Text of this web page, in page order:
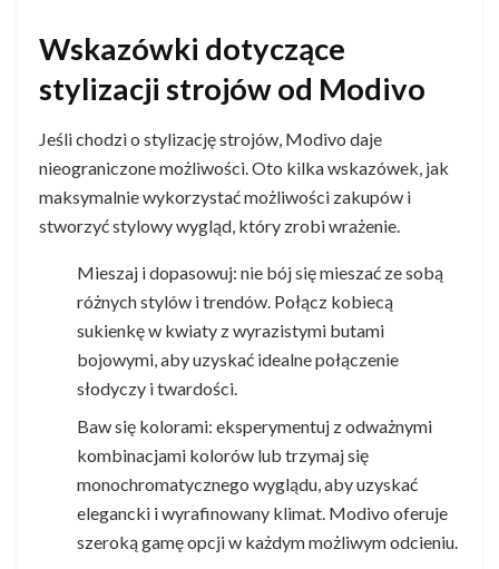
Wskazówki dotyczące
stylizacji strojów od Modivo
Jeśli chodzi o stylizację strojów, Modivo daje
nieograniczone możliwości. Oto kilka wskazówek, jak
maksymalnie wykorzystać możliwości zakupów i
stworzyć stylowy wygląd, który zrobi wrażenie.
Mieszaj i dopasowuj: nie bój się mieszać ze sobą
różnych stylów i trendów. Połącz kobiecą
sukienkę w kwiaty z wyrazistymi butami
bojowymi, aby uzyskać idealne połączenie
słodyczy i twardości.
Baw się kolorami: eksperymentuj z odważnymi
kombinacjami kolorów lub trzymaj się
monochromatycznego wyglądu, aby uzyskać
elegancki i wyrafinowany klimat. Modivo oferuje
szeroką gamę opcji w każdym możliwym odcieniu.